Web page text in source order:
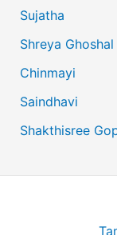
Sujatha
Shreya Ghoshal
Chinmayi
Saindhavi
Shakthisree